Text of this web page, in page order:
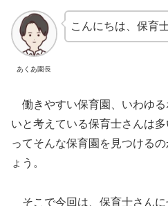
あくあ園長
こんにちは、保育
働きやすい保育園、いわゆる
いと考えている保育士さんは
ってそんな保育園を見つける
ょう。
そこで今回は、保育士さんに